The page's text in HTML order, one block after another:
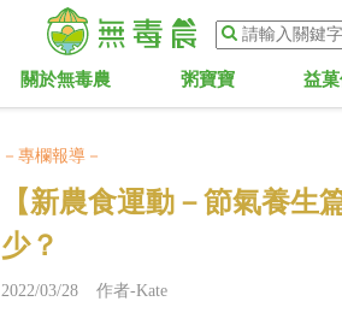
關於無毒農 粥寶寶 益
－專欄報導－
【新農食運動－節氣養生
少？
2022/03/28 作者-Kate